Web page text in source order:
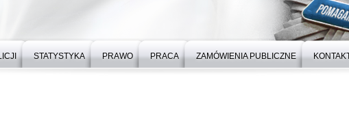
STATYSTYKA PRAWO PRACA ZAMÓWIENIA PUBLICZNE